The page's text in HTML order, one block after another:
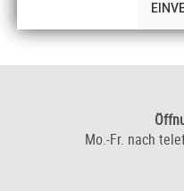
Mo.-Fr. nach